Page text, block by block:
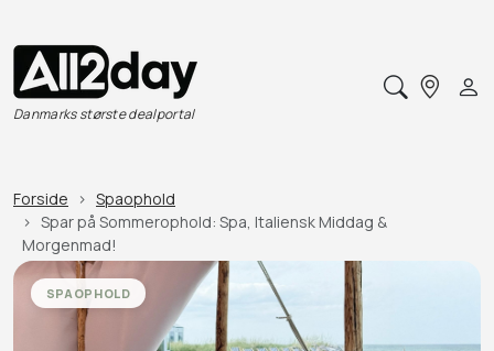
Danmarks største dealportal
Forside
Spaophold
Spar på Sommerophold: Spa, Italiensk Middag &
Morgenmad!
SPAOPHOLD